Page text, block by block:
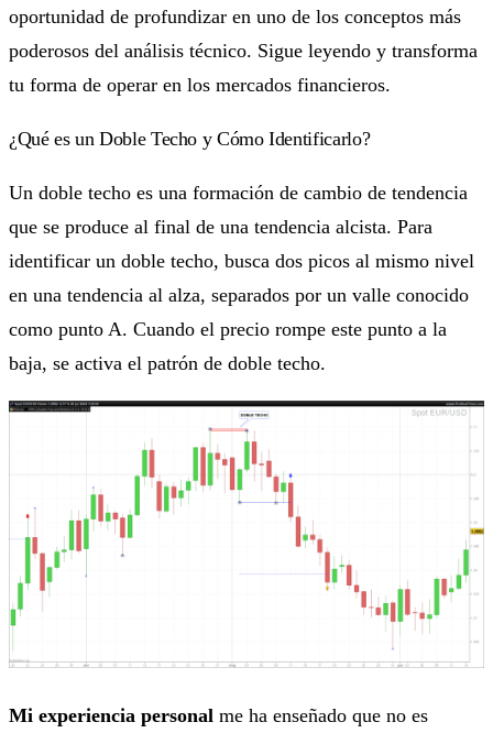
oportunidad de profundizar en uno de los conceptos más
poderosos del análisis técnico. Sigue leyendo y transforma
tu forma de operar en los mercados financieros.
¿Qué es un Doble Techo y Cómo Identificarlo?
Un doble techo es una formación de cambio de tendencia
que se produce al final de una tendencia alcista. Para
identificar un doble techo, busca dos picos al mismo nivel
en una tendencia al alza, separados por un valle conocido
como punto A. Cuando el precio rompe este punto a la
baja, se activa el patrón de doble techo.
Mi experiencia personal me ha enseñado que no es